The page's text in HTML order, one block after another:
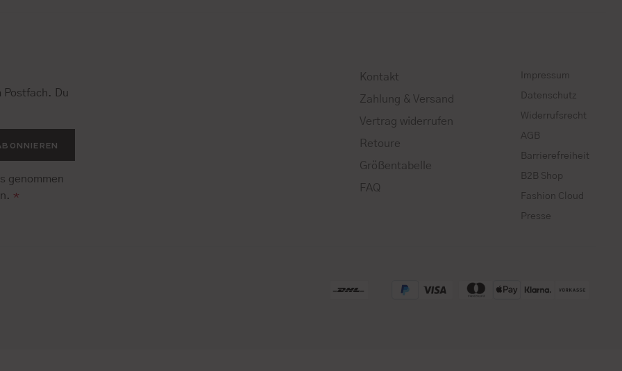
Postfach. Du
genommen
*
Kontakt
Zahlung & Versand
Vertrag widerrufen
Retoure
Größentabelle
FAQ
Impressum
Datenschutz
Widerrufsrecht
AGB
Barrierefreiheit
B2B Shop
Fashion Cloud
Presse